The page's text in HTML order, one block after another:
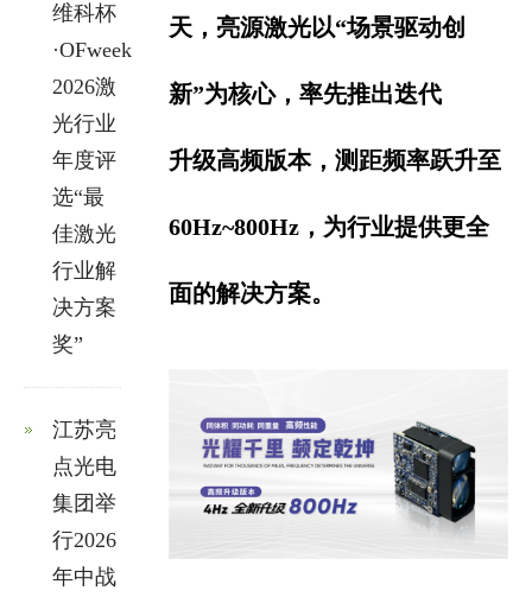
维科杯
·OFweek
2026激
光行业
年度评
选“最
佳激光
行业解
决方案
奖”
江苏亮
点光电
集团举
行2026
年中战
天，亮源激光以“场景驱动创
新”为核心，率先推出迭代
升级高频版本，测距频率跃升至
60Hz~800Hz，为行业提供更全
面的解决方案。